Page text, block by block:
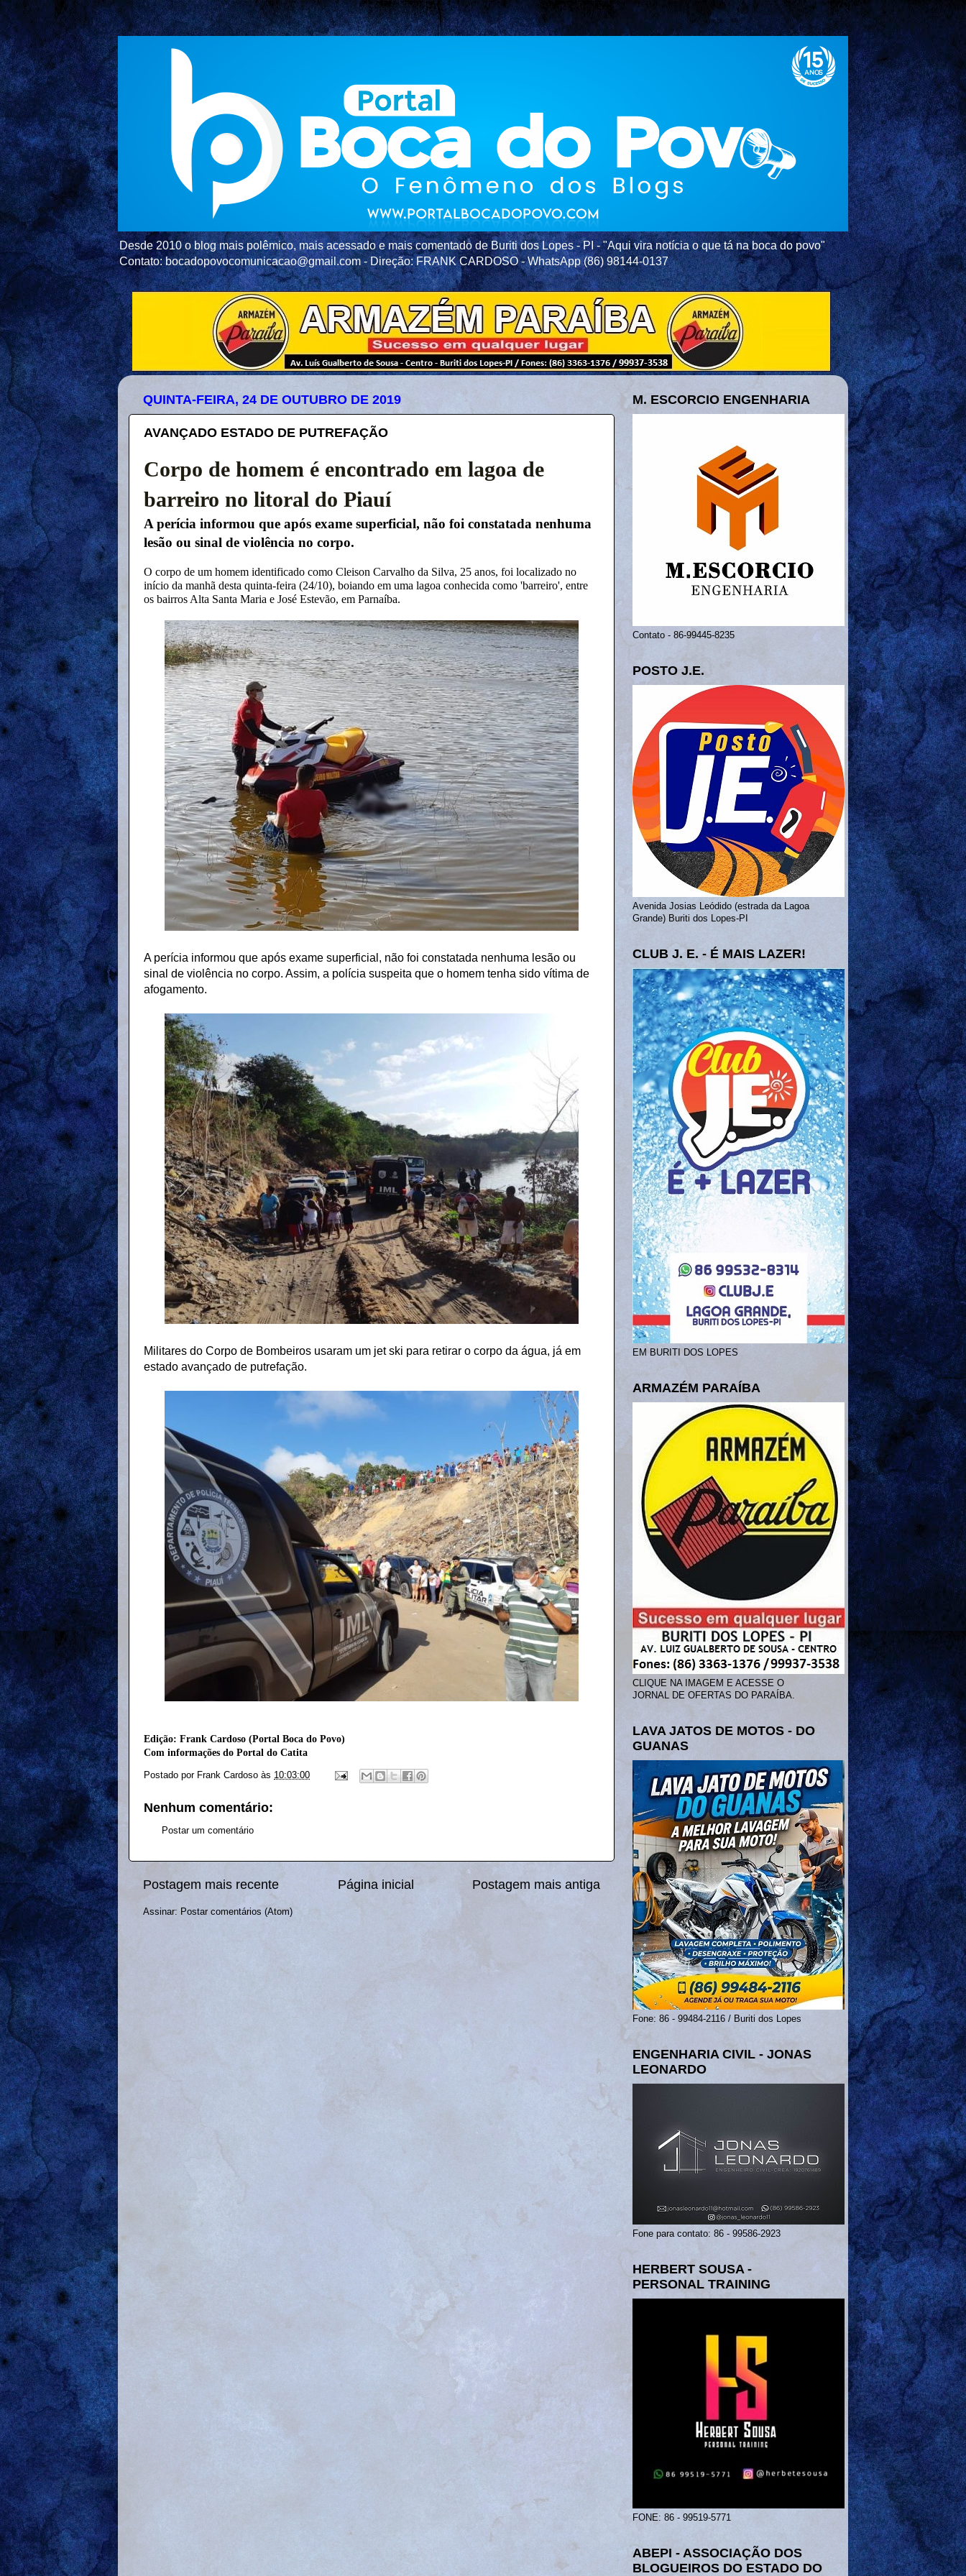
Desde 2010 o blog mais polêmico, mais acessado e mais comentado de Buriti dos Lopes - PI - "Aqui vira notícia o que tá na boca do povo"
Contato: bocadopovocomunicacao@gmail.com - Direção: FRANK CARDOSO - WhatsApp (86) 98144-0137
QUINTA-FEIRA, 24 DE OUTUBRO DE 2019
AVANÇADO ESTADO DE PUTREFAÇÃO
Corpo de homem é encontrado em lagoa de
barreiro no litoral do Piauí
A perícia informou que após exame superficial, não foi constatada nenhuma
lesão ou sinal de violência no corpo.
O corpo de um homem identificado como Cleison Carvalho da Silva, 25 anos, foi localizado no
início da manhã desta quinta-feira (24/10), boiando em uma lagoa conhecida como 'barreiro', entre
os bairros Alta Santa Maria e José Estevão, em Parnaíba.
A perícia informou que após exame superficial, não foi constatada nenhuma lesão ou
sinal de violência no corpo. Assim, a polícia suspeita que o homem tenha sido vítima de
afogamento.
Militares do Corpo de Bombeiros usaram um jet ski para retirar o corpo da água, já em
estado avançado de putrefação.
Edição: Frank Cardoso (Portal Boca do Povo)
Com informações do Portal do Catita
Postado por Frank Cardoso às 10:03:00
Nenhum comentário:
Postar um comentário
Postagem mais recente Postagem mais antiga
Página inicial
Assinar: Postar comentários (Atom)
M. ESCORCIO ENGENHARIA
Contato - 86-99445-8235
POSTO J.E.
Avenida Josias Leódido (estrada da Lagoa
Grande) Buriti dos Lopes-PI
CLUB J. E. - É MAIS LAZER!
EM BURITI DOS LOPES
ARMAZÉM PARAÍBA
CLIQUE NA IMAGEM E ACESSE O
JORNAL DE OFERTAS DO PARAÍBA.
LAVA JATOS DE MOTOS - DO
GUANAS
Fone: 86 - 99484-2116 / Buriti dos Lopes
ENGENHARIA CIVIL - JONAS
LEONARDO
Fone para contato: 86 - 99586-2923
HERBERT SOUSA -
PERSONAL TRAINING
FONE: 86 - 99519-5771
ABEPI - ASSOCIAÇÃO DOS
BLOGUEIROS DO ESTADO DO